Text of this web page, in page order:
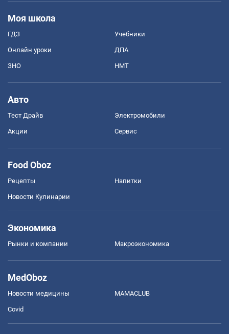
Моя школа
ГДЗ Учебники
Онлайн уроки ДПА
ЗНО НМТ
Авто
Тест Драйв Электромобили
Акции Сервис
Food Oboz
Рецепты Напитки
Новости Кулинарии
Экономика
Рынки и компании Mакроэкономика
MedOboz
Новости медицины MAMACLUB
Covid